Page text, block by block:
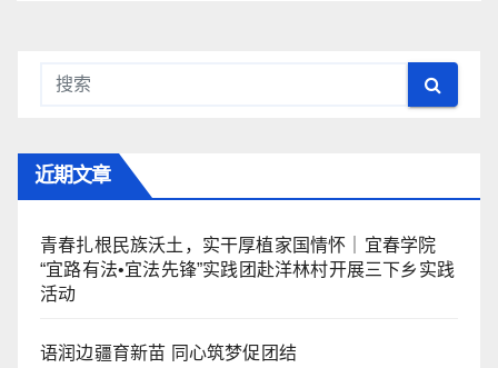
近期文章
青春扎根民族沃土，实干厚植家国情怀｜宜春学院
“宜路有法•宜法先锋”实践团赴洋林村开展三下乡实践
活动
语润边疆育新苗 同心筑梦促团结